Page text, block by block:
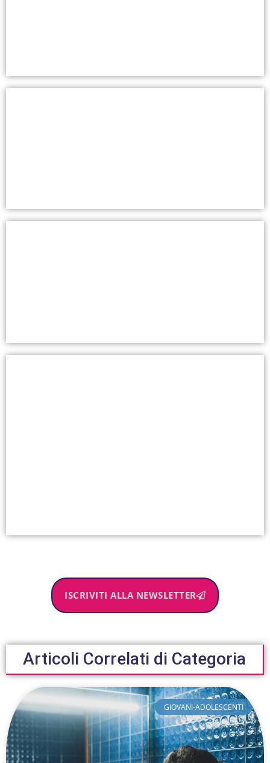
ISCRIVITI ALLA NEWSLETTER
Articoli Correlati di Categoria
GIOVANI-ADOLESCENTI